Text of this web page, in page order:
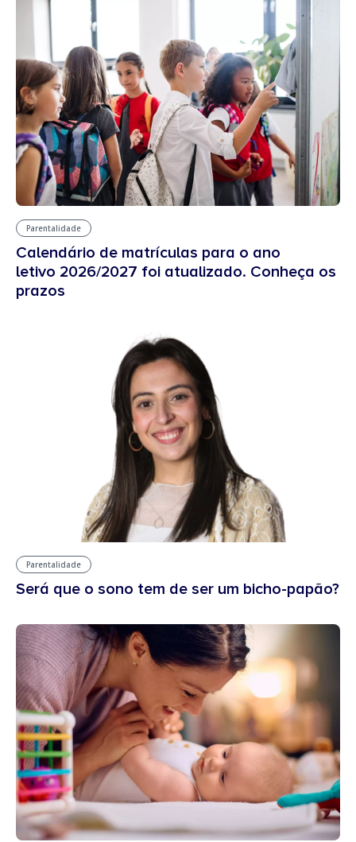
Parentalidade
Calendário de matrículas para o ano
letivo 2026/2027 foi atualizado. Conheça os
prazos
Parentalidade
Será que o sono tem de ser um bicho-papão?